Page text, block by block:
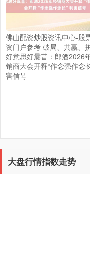
佛山配资炒股资讯中心-股
资门户参考 破局、共赢、
好意思好曩昔：郎酒2026
销商大会开释“作念强作念
害信号
大盘行情指数走势